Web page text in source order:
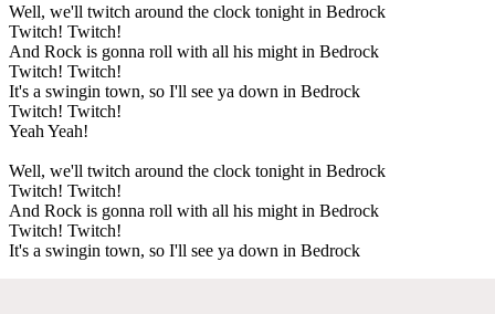
Well, we'll twitch around the clock tonight in Bedrock
Twitch! Twitch!
And Rock is gonna roll with all his might in Bedrock
Twitch! Twitch!
It's a swingin town, so I'll see ya down in Bedrock
Twitch! Twitch!
Yeah Yeah!
Well, we'll twitch around the clock tonight in Bedrock
Twitch! Twitch!
And Rock is gonna roll with all his might in Bedrock
Twitch! Twitch!
It's a swingin town, so I'll see ya down in Bedrock